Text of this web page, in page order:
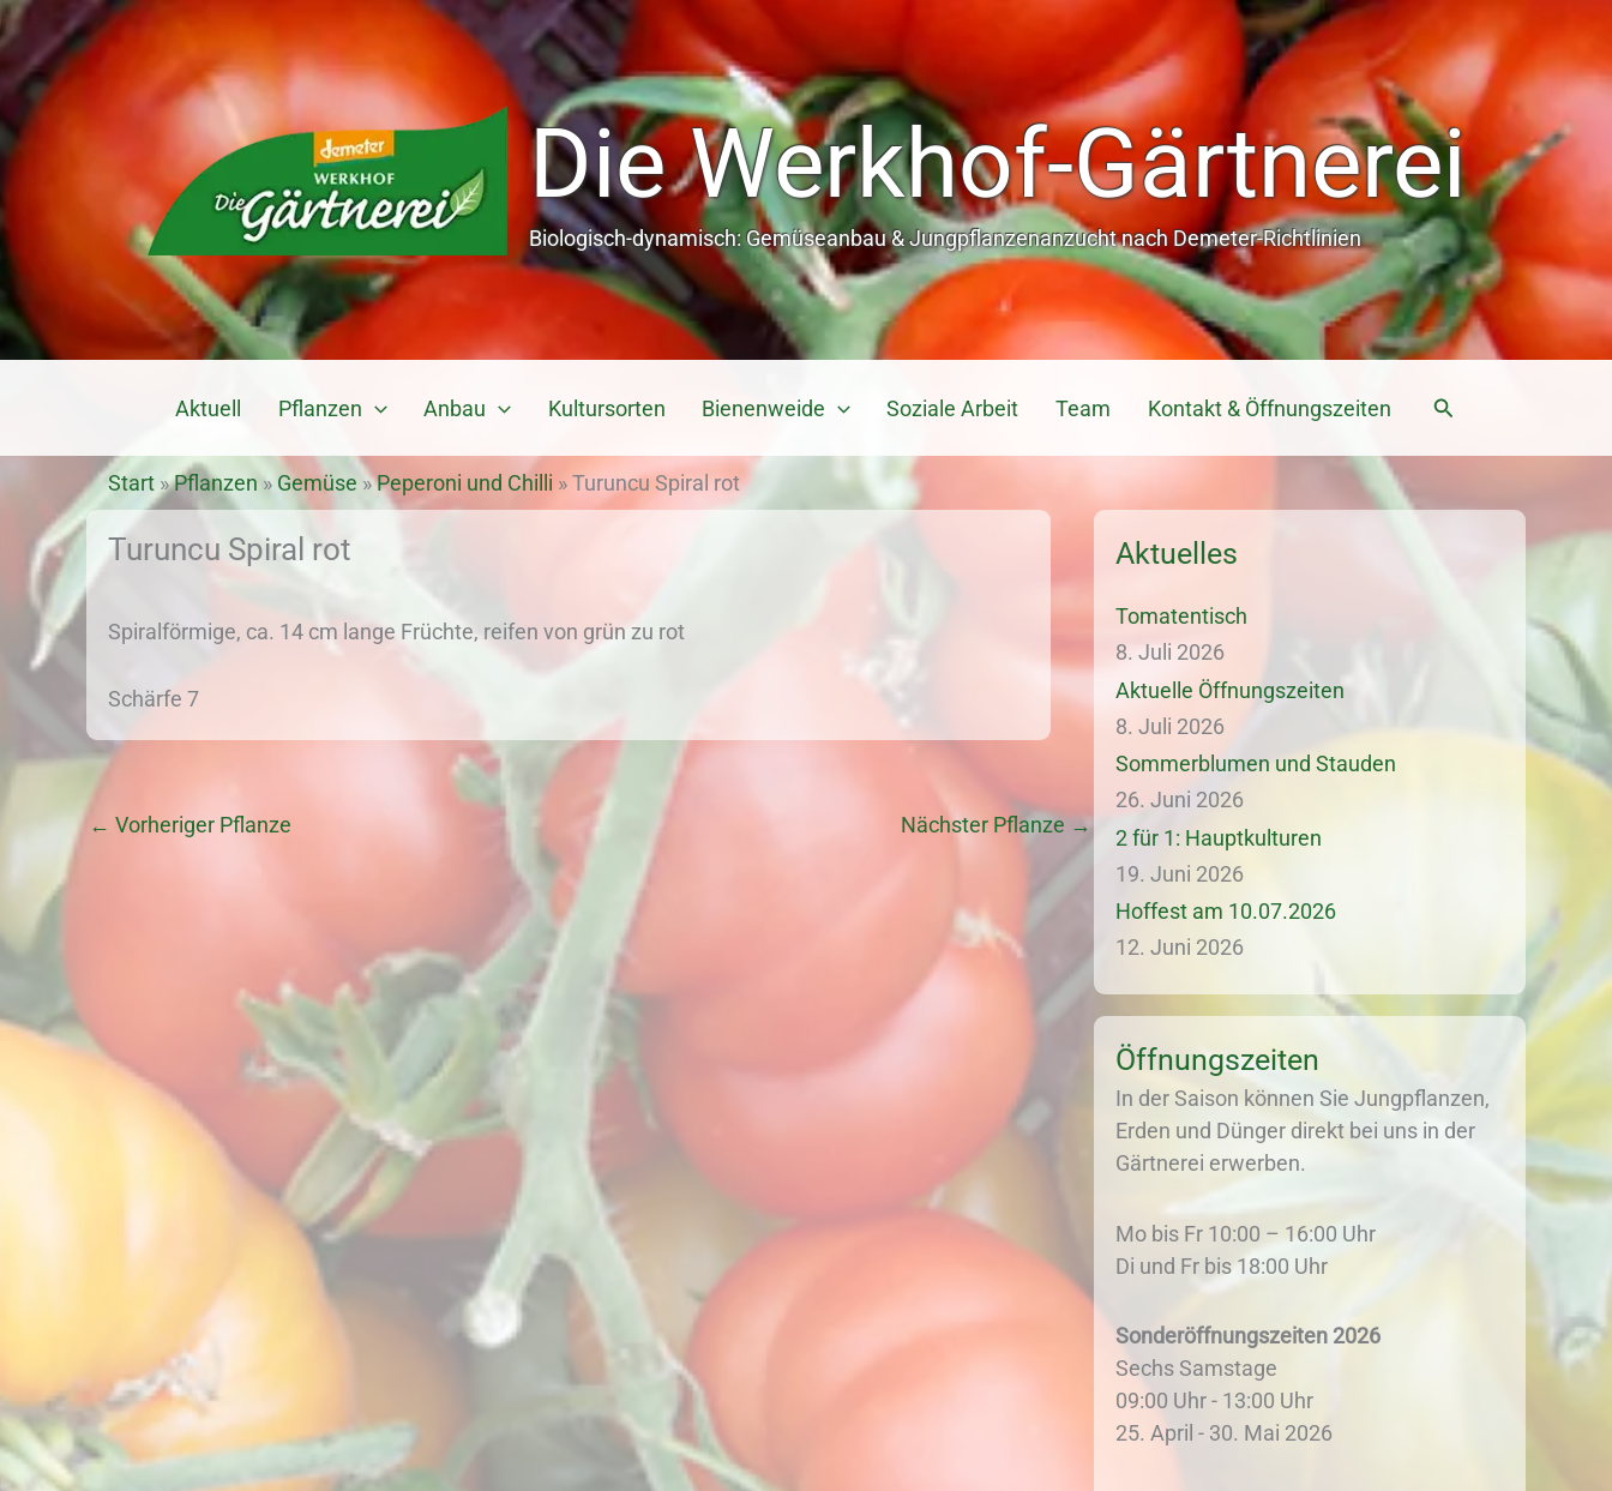
Zum
Inhalt
springen
Die Werkhof-Gärtnerei
Biologisch-dynamisch: Gemüseanbau & Jungpflanzenanzucht nach Demeter-Richtlinien
Aktuell Pflanzen Anbau Kultursorten Bienenweide Soziale Arbeit Team Kontakt & Öffnungszeiten Suchen
Start »Pflanzen » Gemüse »Peperoni und Chilli »Turuncu Spiral rot
Turuncu Spiral rot
Spiralförmige, ca. 14 cm lange Früchte, reifen von grün zu rot
Schärfe 7
← Vorheriger Pflanze Nächster Pflanze →
Aktuelles
Tomatentisch
8. Juli 2026
Aktuelle Öffnungszeiten
8. Juli 2026
Sommerblumen und Stauden
26. Juni 2026
2 für 1: Hauptkulturen
19. Juni 2026
Hoffest am 10.07.2026
12. Juni 2026
Öffnungszeiten
In der Saison können Sie Jungpflanzen,
Erden und Dünger direkt bei uns in der
Gärtnerei erwerben.
Mo bis Fr 10:00 – 16:00 Uhr
Di und Fr bis 18:00 Uhr
Sonderöffnungszeiten 2026
Sechs Samstage
09:00 Uhr - 13:00 Uhr
25. April - 30. Mai 2026